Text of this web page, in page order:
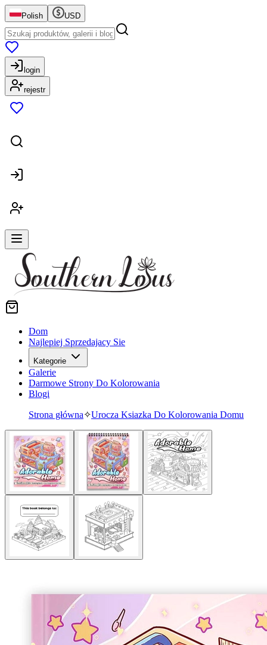
Polish USD
login
rejestr
Dom
Najlepiej Sprzedajacy Sie
Kategorie
Galerie
Darmowe Strony Do Kolorowania
Blogi
Strona główna✧Urocza Ksiazka Do Kolorowania Domu